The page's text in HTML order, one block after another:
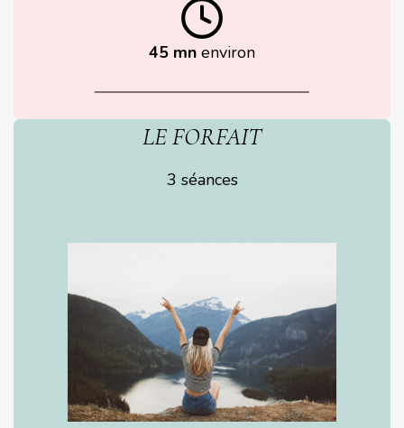
45 mn environ
LE FORFAIT
3 séances